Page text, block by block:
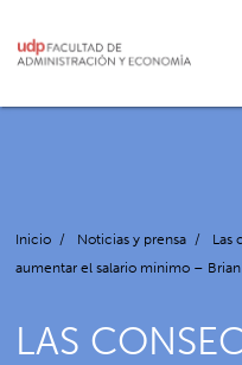
Inicio / Noticias y prensa /
Las
aumentar el salario mínimo – Brian
LAS